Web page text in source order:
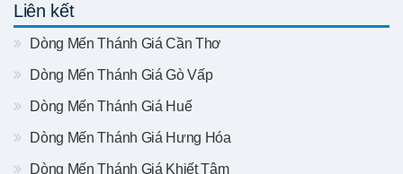
Liên kết
Dòng Mến Thánh Giá Cần Thơ
Dòng Mến Thánh Giá Gò Vấp
Dòng Mến Thánh Giá Huế
Dòng Mến Thánh Giá Hưng Hóa
Dòng Mến Thánh Giá Khiết Tâm